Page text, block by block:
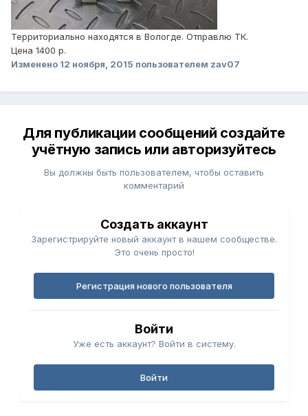
Территориально наxодятся в Вологде. Отправлю ТК.
Цена 1400 р.
Изменено 12 ноября, 2015 пользователем zav07
Для публикации сообщений создайте
учётную запись или авторизуйтесь
Вы должны быть пользователем, чтобы оставить
комментарий
Создать аккаунт
Зарегистрируйте новый аккаунт в нашем сообществе.
Это очень просто!
Регистрация нового пользователя
Войти
Уже есть аккаунт? Войти в систему.
Войти